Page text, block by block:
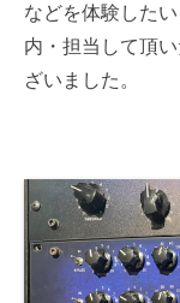
などを体験した
内・担当して頂
ざいました。